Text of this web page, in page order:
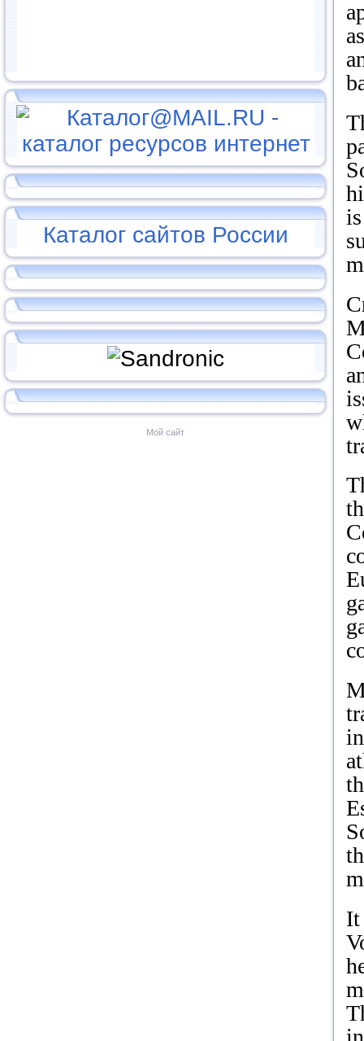
Каталог сайтов России
Мой сайт
It